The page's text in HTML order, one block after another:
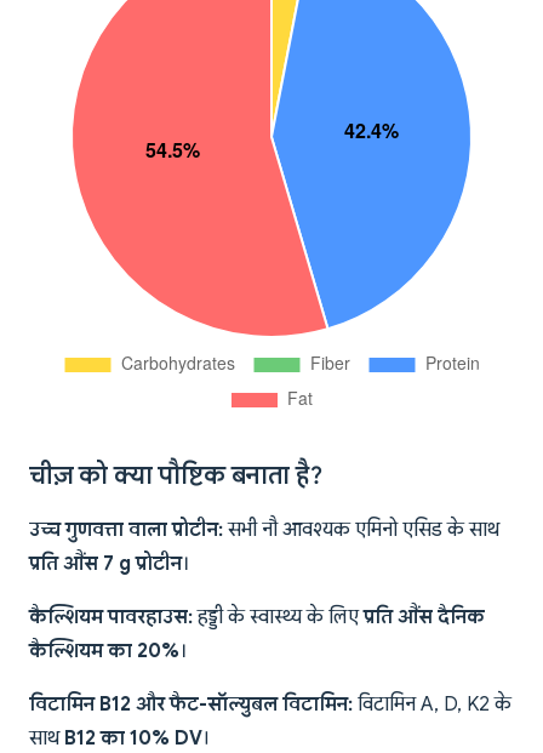
चीज़ को क्या पौष्टिक बनाता है?
उच्च गुणवत्ता वाला प्रोटीन:सभी नौ आवश्यक एमिनो एसिड के साथ
प्रति औंस 7 g प्रोटीन।
कैल्शियम पावरहाउस:हड्डी के स्वास्थ्य के लिएप्रति औंस दैनिक
कैल्शियम का 20% ।
विटामिन B12 और फैट-सॉल्युबल विटामिन: विटामिन A, D, K2 के
साथ B12 का 10% DV।